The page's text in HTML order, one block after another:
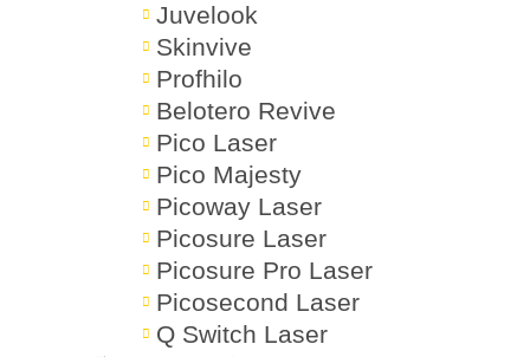
Juvelook
Skinvive
Profhilo
Belotero Revive
Pico Laser
Pico Majesty
Picoway Laser
Picosure Laser
Picosure Pro Laser
Picosecond Laser
Q Switch Laser
»
โปรแกรม
ดูแลผิว
»
แบบเร่งด่วน แก้หน้าโทรม